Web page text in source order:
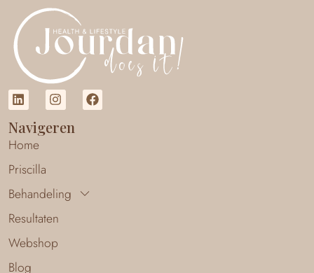
Navigeren
Home
Priscilla
Behandeling
Resultaten
Webshop
Blog